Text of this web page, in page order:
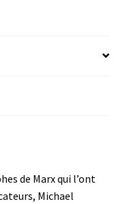
de Marx qui l’ont
Michael